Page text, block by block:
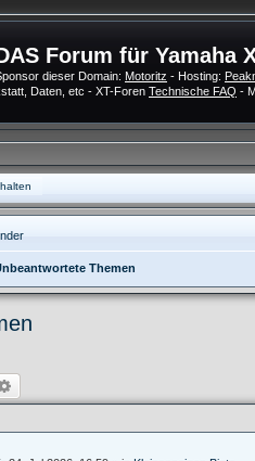
Forum für Yamaha
dieser Domain: Motoritz - Hosting:
Daten, etc - XT-Foren Technische FAQ -
Themen